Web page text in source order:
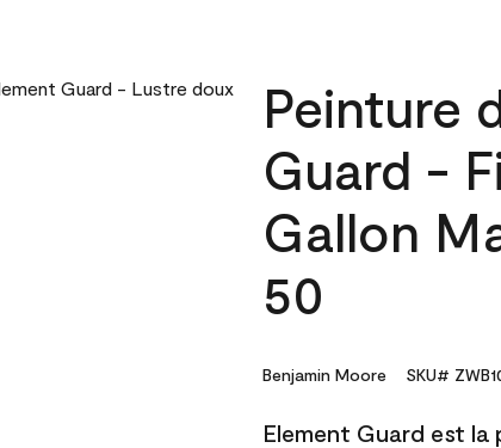
Peinture
Guard -
Gallon
50
Benjamin Moore SKU#
Element Guard est la